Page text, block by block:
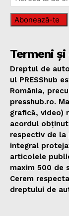
Abonează-te
Termeni
Dreptul de
ul PRESShub
România,
presshub.ro.
grafică, video)
acordul
respectiv de la
integral
articolele
maxim 500 de
Cerem
dreptului de